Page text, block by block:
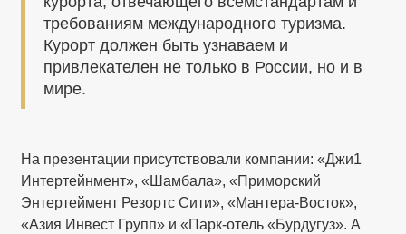
требованиям международного туризма.
Курорт должен быть узнаваем и
привлекателен не только в России, но и в
мире.
На презентации присутствовали компании: «Джи1
Интертейнмент», «Шамбала», «Приморский
Энтертеймент Резортс Сити», «Мантера-Восток»,
«Азия Инвест Групп» и «Парк-отель «Бурдугуз». А